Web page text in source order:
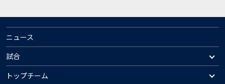
ニュース
試合
トップチーム